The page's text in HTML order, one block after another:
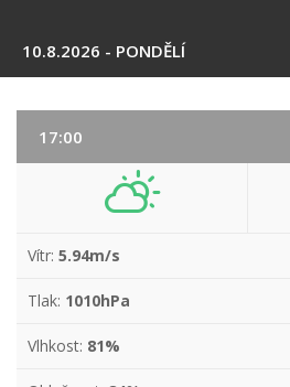
10.8.2026 - PONDĚLÍ
17:00
Vítr: 5.94m/s
Tlak: 1010hPa
Vlhkost: 81%